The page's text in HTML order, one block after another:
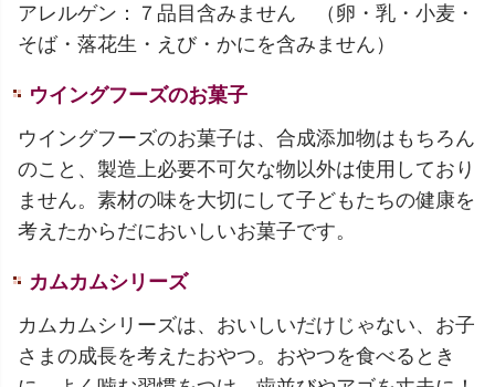
アレルゲン：７品目含みません （卵・乳・小麦・
そば・落花生・えび・かにを含みません）
ウイングフーズのお菓子
ウイングフーズのお菓子は、合成添加物はもちろん
のこと、製造上必要不可欠な物以外は使用しており
ません。素材の味を大切にして子どもたちの健康を
考えたからだにおいしいお菓子です。
カムカムシリーズ
カムカムシリーズは、おいしいだけじゃない、お子
さまの成長を考えたおやつ。おやつを食べるとき